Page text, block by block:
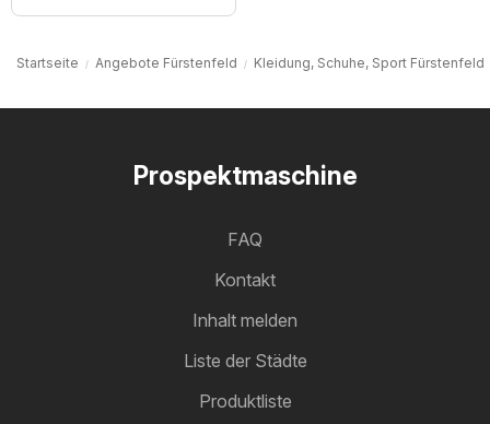
Startseite Angebote Fürstenfeld Kleidung, Schuhe, Sport Fürstenfeld
Prospektmaschine
FAQ
Kontakt
Inhalt melden
Liste der Städte
Produktliste